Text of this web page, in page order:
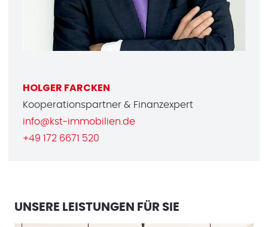
HOLGER FARCKEN
Kooperationspartner & Finanzexpert
info@kst-immobilien.de
+49 172 6671 520
UNSERE LEISTUNGEN FÜR SIE